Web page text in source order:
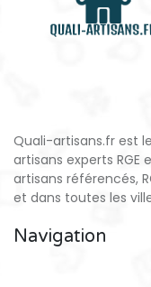
Quali-artisans.fr est
artisans experts RGE
artisans référencés,
et dans toutes les
Navigation